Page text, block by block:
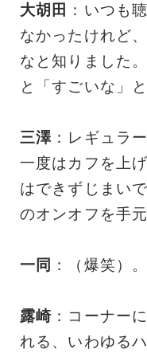
大胡田
：いつも
なかったけれど
なと知りました
と「すごいな」
三澤 ：レギュラ
一度はカフを上
はできずじまい
のオンオフを手
一同 ：（爆笑）。
露崎 ：コーナー
れる、いわゆる